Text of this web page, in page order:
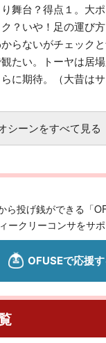
舞台？得点１。大
？いや！足の運び
らないがチェック
たい。トーヤは居
に期待。（大昔はサ
シーンをすべて見る
ら投げ銭ができる「
ークリーコンサをサポ